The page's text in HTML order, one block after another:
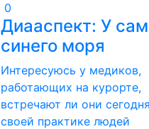
0
Диааспект: У
синего моря
Интересуюсь у медиков,
работающих на курорте,
встречают ли они
своей практике людей